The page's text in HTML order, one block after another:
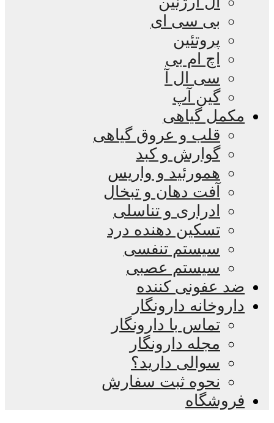
بی سی ای
پروتئین
اچ ام بی
سی ال آ
گین آپ
مکمل گیاهی
قلب و عروق گیاهی
گوارش و کبد
همورئید و واریس
آفت دهان و تبخال
ادراری و تناسلی
تسکین دهنده درد
سیستم تنفسی
سیستم عصبی
ضد عفونی کننده
داروخانه دارونگار
تماس با دارونگار
مجله دارونگار
سوالی دارید؟
نحوه ثبت سفارش
فروشگاه